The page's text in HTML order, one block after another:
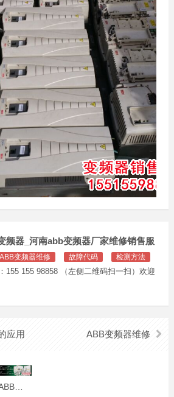
频器_河南abb变频器厂家维修销售服
ABB变频器维修 故障代码 检测方法
155 155 98858 （左侧二维码扫一扫）欢迎
应用 ABB变频器维修